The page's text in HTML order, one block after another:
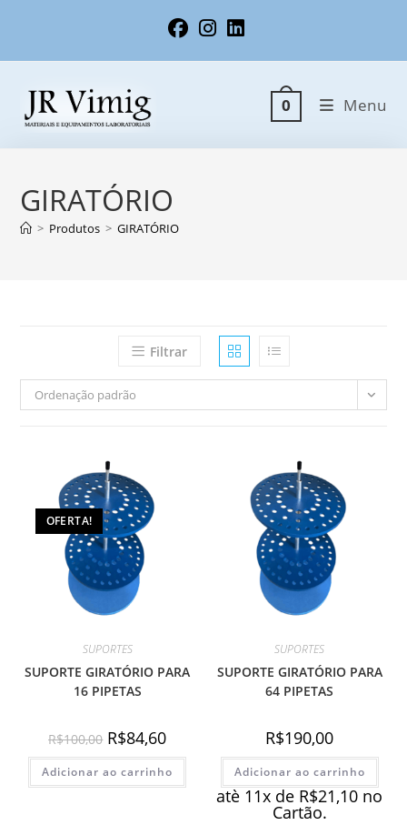
0 Menu
GIRATÓRIO
> Produtos > GIRATÓRIO
Filtrar
Ordenação padrão
OFERTA!
SUPORTES
SUPORTE GIRATÓRIO PARA
16 PIPETAS
R$100,00 O
preço
original
era:
R$100,00.
R$84,60O
atual
é:
R$84,60.
Adicionar ao carrinho
SUPORTES
SUPORTE GIRATÓRIO PARA
64 PIPETAS
R$190,00
Adicionar ao carrinho
atè 11x de R$21,10 no
Cartão.